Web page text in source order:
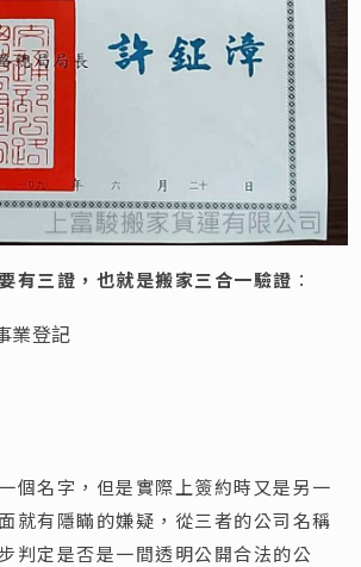
有三證，也就是搬家三合一驗證 ：
業登記
個名字，但是實際上簽約時又是另一
就有隱瞞的嫌疑，從三者的公司名稱
判定是否是一間透明公開合法的公